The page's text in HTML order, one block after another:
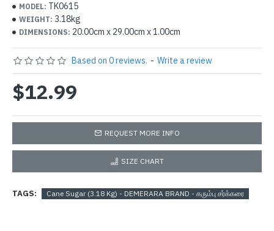
MODEL: TK0615
WEIGHT: 3.18kg
DIMENSIONS: 20.00cm x 29.00cm x 1.00cm
Based on 0 reviews. - Write a review
$12.99
REQUEST MORE INFO
SIZE CHART
TAGS: Cane Sugar (3.18 Kg) - DEMERARA BRAND - கரும்பு சர்க்கரை